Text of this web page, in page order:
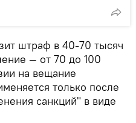
штраф в 40-70 тысяч
— от 70 до 100
на вещание
только после
санкций" в виде